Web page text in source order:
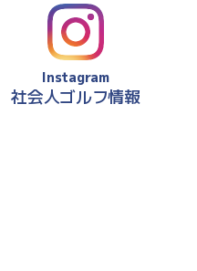
Instagram
社会人ゴルフ情報